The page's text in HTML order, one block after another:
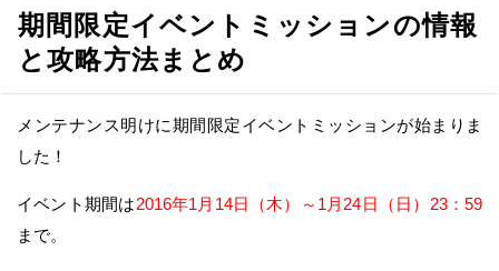
期間限定イベントミッションの情報
と攻略方法まとめ
メンテナンス明けに期間限定イベントミッションが始まりま
した！
イベント期間は2016年1月14日（木）～1月24日（日）23：59
まで。